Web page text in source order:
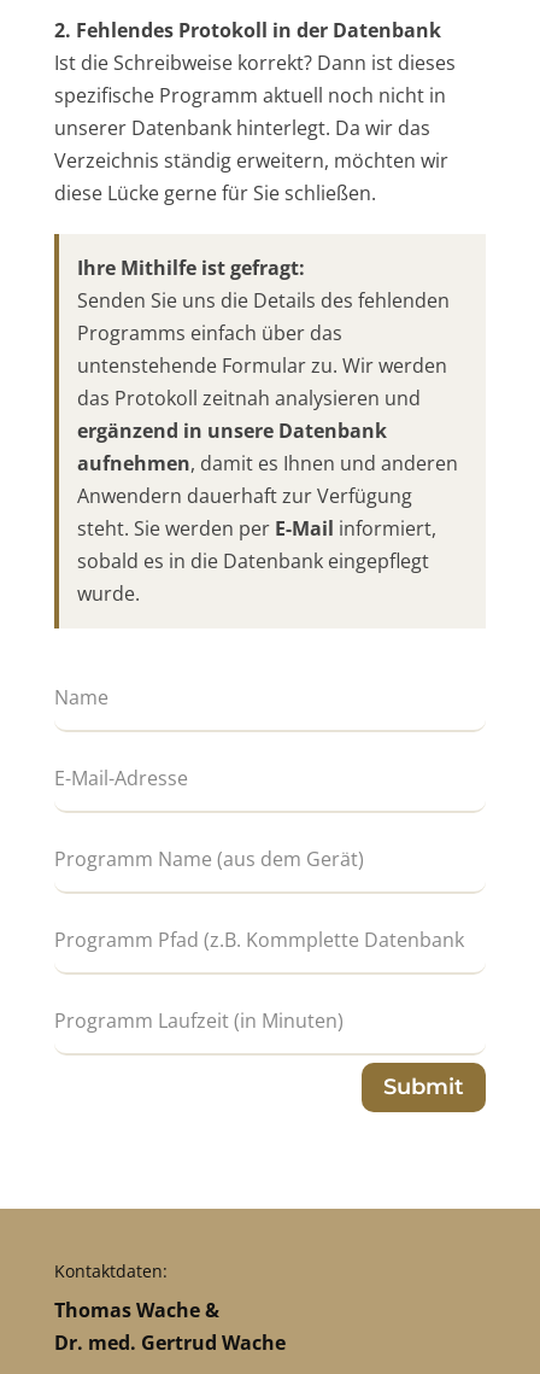
2. Fehlendes Protokoll in der Datenbank
Ist die Schreibweise korrekt? Dann ist dieses
spezifische Programm aktuell noch nicht in
unserer Datenbank hinterlegt. Da wir das
Verzeichnis ständig erweitern, möchten wir
diese Lücke gerne für Sie schließen.
Ihre Mithilfe ist gefragt:
Senden Sie uns die Details des fehlenden
Programms einfach über das
untenstehende Formular zu. Wir werden
das Protokoll zeitnah analysieren und
ergänzend in unsere Datenbank
aufnehmen, damit es Ihnen und anderen
Anwendern dauerhaft zur Verfügung
steht. Sie werden per E-Mail informiert,
sobald es in die Datenbank eingepflegt
wurde.
Submit
Kontaktdaten:
Thomas Wache &
Dr. med. Gertrud Wache